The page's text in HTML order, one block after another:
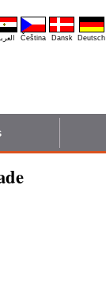
Čeština Dansk Deutsch